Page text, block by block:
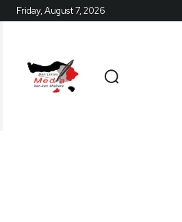
Friday, August 7, 2026